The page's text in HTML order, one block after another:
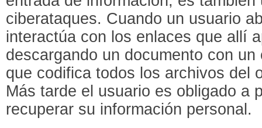
ciberataques. Cuando un usuario
interactúa con los enlaces que allí
descargando un documento con
que codifica todos los archivos del
Más tarde el usuario es obligado a
recuperar su información personal.